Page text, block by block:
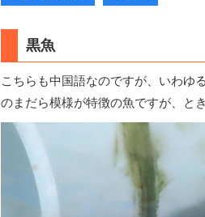
黒魚
こちらも中国語なのですが、いわゆ
のまだら模様が特徴の魚ですが、と